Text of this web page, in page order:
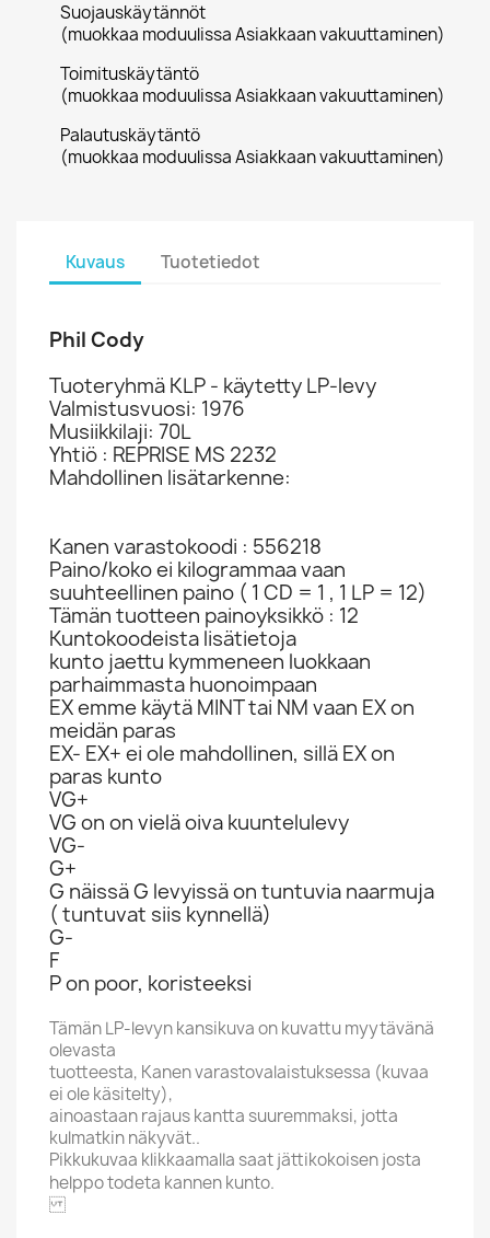
Suojauskäytännöt
(muokkaa moduulissa Asiakkaan vakuuttaminen)
Toimituskäytäntö
(muokkaa moduulissa Asiakkaan vakuuttaminen)
Palautuskäytäntö
(muokkaa moduulissa Asiakkaan vakuuttaminen)
Kuvaus Tuotetiedot
Phil Cody
Tuoteryhmä KLP - käytetty LP-levy
Valmistusvuosi: 1976
Musiikkilaji: 70L
Yhtiö : REPRISE MS 2232
Mahdollinen lisätarkenne:
Kanen varastokoodi : 556218
Paino/koko ei kilogrammaa vaan
suuhteellinen paino ( 1 CD = 1 , 1 LP = 12)
Tämän tuotteen painoyksikkö : 12
Kuntokoodeista lisätietoja
kunto jaettu kymmeneen luokkaan
parhaimmasta huonoimpaan
EX emme käytä MINT tai NM vaan EX on
meidän paras
EX- EX+ ei ole mahdollinen, sillä EX on
paras kunto
VG+
VG on on vielä oiva kuuntelulevy
VG-
G+
G näissä G levyissä on tuntuvia naarmuja
( tuntuvat siis kynnellä)
G-
F
P on poor, koristeeksi
Tämän LP-levyn kansikuva on kuvattu myytävänä
olevasta
tuotteesta, Kanen varastovalaistuksessa (kuvaa
ei ole käsitelty),
ainoastaan rajaus kantta suuremmaksi, jotta
kulmatkin näkyvät..
Pikkukuvaa klikkaamalla saat jättikokoisen josta
helppo todeta kannen kunto.